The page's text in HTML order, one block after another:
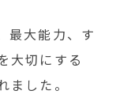
最大能力、す
大切にする
した。